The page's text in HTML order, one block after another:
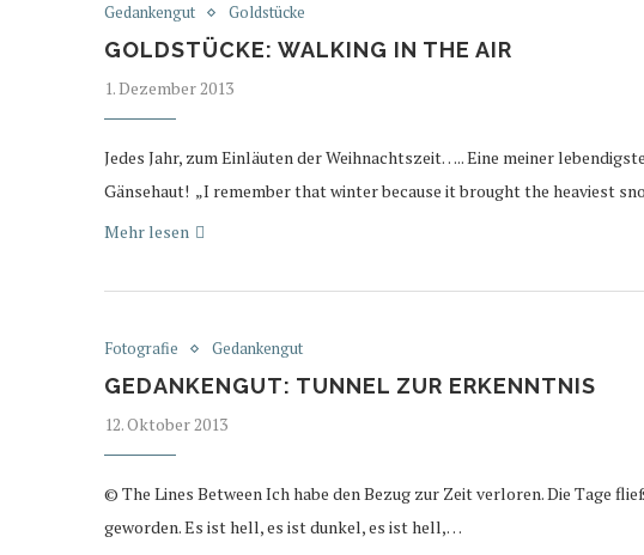
Gedankengut Goldstücke
GOLDSTÜCKE: WALKING IN THE AIR
1. Dezember 2013
Jedes Jahr, zum Einläuten der Weihnachtszeit….. Eine meiner
Gänsehaut! „I remember that winter because it brought the heaviest
Mehr lesen
Fotografie Gedankengut
GEDANKENGUT: TUNNEL ZUR ERKENNTNIS
12. Oktober 2013
© The Lines Between Ich habe den Bezug zur Zeit verloren. Die Tage
geworden. Es ist hell, es ist dunkel, es ist hell,…